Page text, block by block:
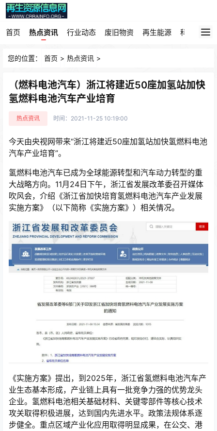
首页 热点资讯 行业动态 废旧物资 再生能源 科技园地
您的位置： 首页 > 热点资讯 >
（燃料电池汽车）浙江将建近50座加氢站加快
氢燃料电池汽车产业培育
热点资讯 时间：2021-11-25 10:19:00
今天由央视网带来“浙江将建近50座加氢站加快氢燃料电池
汽车产业培育”。
氢燃料电池汽车已成为全球能源转型和汽车动力转型的重
大战略方向。11月24日下午，浙江省发展改革委召开媒体
吹风会，介绍《浙江省加快培育氢燃料电池汽车产业发展
实施方案》（以下简称《实施方案》）相关情况。
《实施方案》提出，到2025年，浙江省氢燃料电池汽车产
业生态基本形成，产业链上具有一批竞争力强的优势龙头
企业。氢燃料电池相关基础材料、关键零部件等核心技术
攻关取得积极进展，达到国内先进水平。政策法规体系逐
步健全。重点区域产业化应用取得明显成果，在公交、港